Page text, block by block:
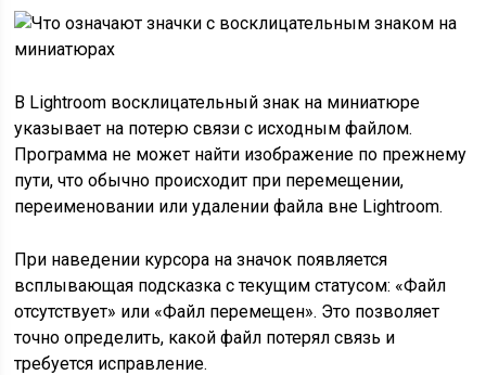
В Lightroom восклицательный знак на миниатюре
указывает на потерю связи с исходным файлом.
Программа не может найти изображение по прежнему
пути, что обычно происходит при перемещении,
переименовании или удалении файла вне Lightroom.
При наведении курсора на значок появляется
всплывающая подсказка с текущим статусом: «Файл
отсутствует» или «Файл перемещен». Это позволяет
точно определить, какой файл потерял связь и
требуется исправление.